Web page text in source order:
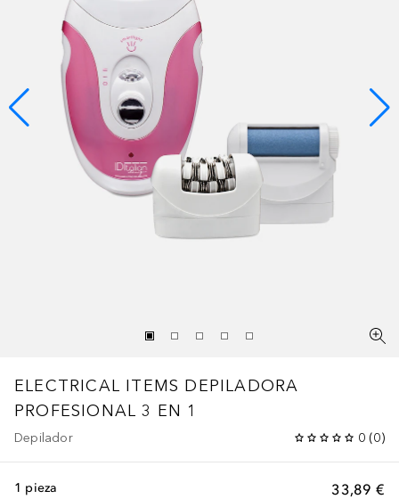
ELECTRICAL ITEMS DEPILADORA
PROFESIONAL 3 EN 1
Depilador 0 (0)
33,89 €
1 pieza